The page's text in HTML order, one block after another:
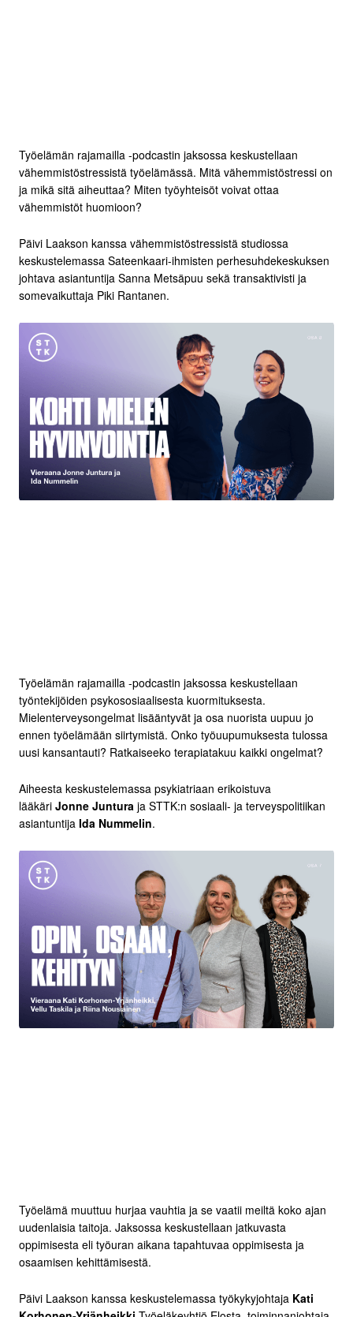
Työelämän rajamailla -podcastin jaksossa keskustellaan
vähemmistöstressistä työelämässä. Mitä vähemmistöstressi on
ja mikä sitä aiheuttaa? Miten työyhteisöt voivat ottaa
vähemmistöt huomioon?
Päivi Laakson kanssa vähemmistöstressistä studiossa
keskustelemassa Sateenkaari-ihmisten perhesuhdekeskuksen
johtava asiantuntija Sanna Metsäpuu sekä transaktivisti ja
somevaikuttaja Piki Rantanen.
Työelämän rajamailla -podcastin jaksossa keskustellaan
työntekijöiden psykososiaalisesta kuormituksesta.
Mielenterveysongelmat lisääntyvät ja osa nuorista uupuu jo
ennen työelämään siirtymistä. Onko työuupumuksesta tulossa
uusi kansantauti? Ratkaiseeko terapiatakuu kaikki ongelmat?
Aiheesta keskustelemassa psykiatriaan erikoistuva
lääkäri Jonne Juntura ja STTK:n sosiaali- ja terveyspolitiikan
asiantuntija Ida Nummelin.
Työelämä muuttuu hurjaa vauhtia ja se vaatii meiltä koko ajan
uudenlaisia taitoja. Jaksossa keskustellaan jatkuvasta
oppimisesta eli työuran aikana tapahtuvaa oppimisesta ja
osaamisen kehittämisestä.
Päivi Laakson kanssa keskustelemassa työkykyjohtaja Kati